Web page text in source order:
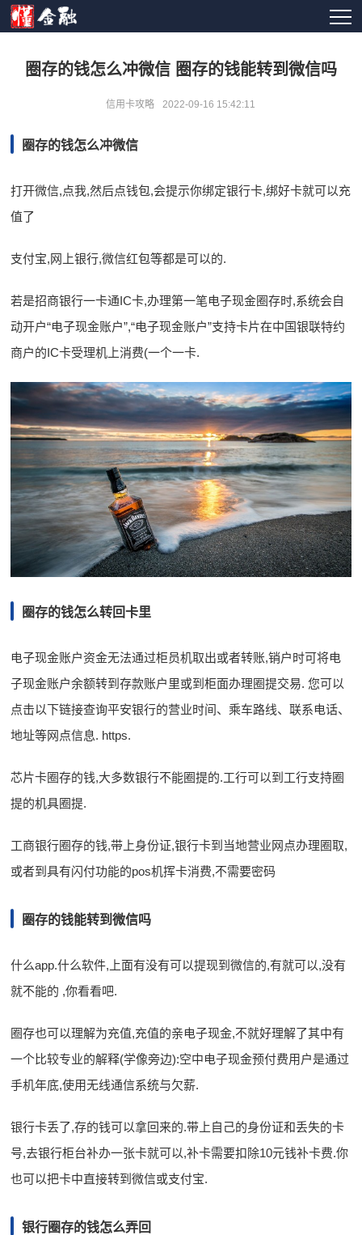
圈存的钱怎么冲微信 圈存的钱能转到微信吗
信用卡攻略 2022-09-16 15:42:11
圈存的钱怎么冲微信
打开微信,点我,然后点钱包,会提示你绑定银行卡,绑好卡就可以充
值了
支付宝,网上银行,微信红包等都是可以的.
若是招商银行一卡通IC卡,办理第一笔电子现金圈存时,系统会自
动开户“电子现金账户”,“电子现金账户”支持卡片在中国银联特约
商户的IC卡受理机上消费(一个一卡.
圈存的钱怎么转回卡里
电子现金账户资金无法通过柜员机取出或者转账,销户时可将电
子现金账户余额转到存款账户里或到柜面办理圈提交易. 您可以
点击以下链接查询平安银行的营业时间、乘车路线、联系电话、
地址等网点信息. https.
芯片卡圈存的钱,大多数银行不能圈提的.工行可以到工行支持圈
提的机具圈提.
工商银行圈存的钱,带上身份证,银行卡到当地营业网点办理圈取,
或者到具有闪付功能的pos机挥卡消费,不需要密码
圈存的钱能转到微信吗
什么app.什么软件,上面有没有可以提现到微信的,有就可以,没有
就不能的 ,你看看吧.
圈存也可以理解为充值,充值的亲电子现金,不就好理解了其中有
一个比较专业的解释(学像旁边):空中电子现金预付费用户是通过
手机年底,使用无线通信系统与欠薪.
银行卡丢了,存的钱可以拿回来的.带上自己的身份证和丢失的卡
号,去银行柜台补办一张卡就可以,补卡需要扣除10元钱补卡费.你
也可以把卡中直接转到微信或支付宝.
银行圈存的钱怎么弄回